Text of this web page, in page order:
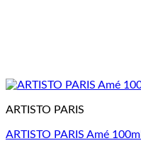
ARTISTO PARIS
ARTISTO PARIS Amé 100ml